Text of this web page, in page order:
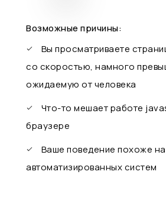
Возможные причины:
Вы просматриваете
со скоростью, намного
ожидаемую от человека
Что-то мешает работе
браузере
Ваше поведение похоже
автоматизированных систем